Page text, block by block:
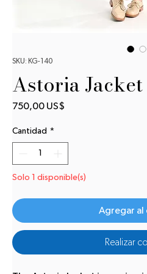
SKU: KG-140
Astoria Jacket
750,00 US$
Cantidad *
Solo 1 disponible(s)
Agregar al
Realizar